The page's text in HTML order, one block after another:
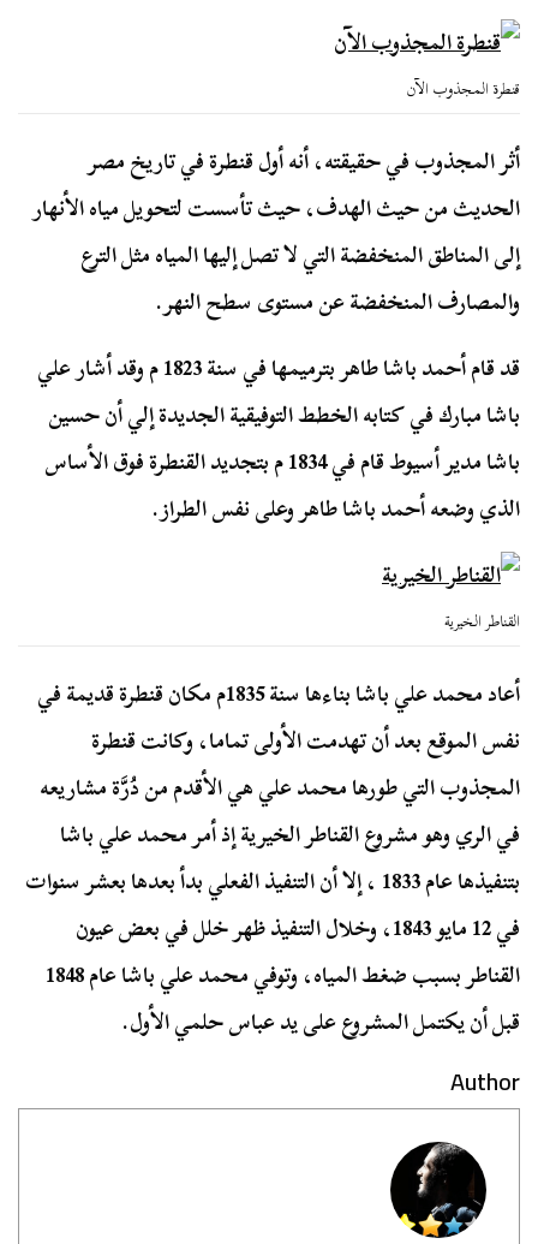
قنطرة المجذوب الآن
أثر المجذوب في حقيقته، أنه أول قنطرة في تاريخ مصر
الحديث من حيث الهدف، حيث تأسست لتحويل مياه الأنهار
إلى المناطق المنخفضة التي لا تصل إليها المياه مثل الترع
والمصارف المنخفضة عن مستوى سطح النهر.
قد قام أحمد باشا طاهر بترميمها في سنة‏ 1823‏ م‏‏ وقد أشار علي
باشا مبارك في كتابه الخطط التوفيقية الجديدة إلي أن حسين
باشا مدير أسيوط قام في 1834 م بتجديد القنطرة فوق الأساس
الذي وضعه أحمد باشا طاهر وعلى نفس الطراز.
القناطر الخيرية
أعاد محمد علي باشا بناءها سنة 1835م مكان قنطرة قديمة في
نفس الموقع بعد أن تهدمت الأولى تماما‏، وكانت قنطرة
المجذوب التي طورها محمد علي هي الأقدم من دُرَّة مشاريعه
في الري وهو مشروع القناطر الخيرية إذ أمر محمد علي باشا
بتنفيذها عام 1833 ، إلا أن التنفيذ الفعلي بدأ بعدها بعشر سنوات
في 12 مايو 1843، وخلال التنفيذ ظهر خلل في بعض عيون
القناطر بسبب ضغط المياه، وتوفي محمد علي باشا عام 1848
قبل أن يكتمل المشروع على يد عباس حلمي الأول.
Author